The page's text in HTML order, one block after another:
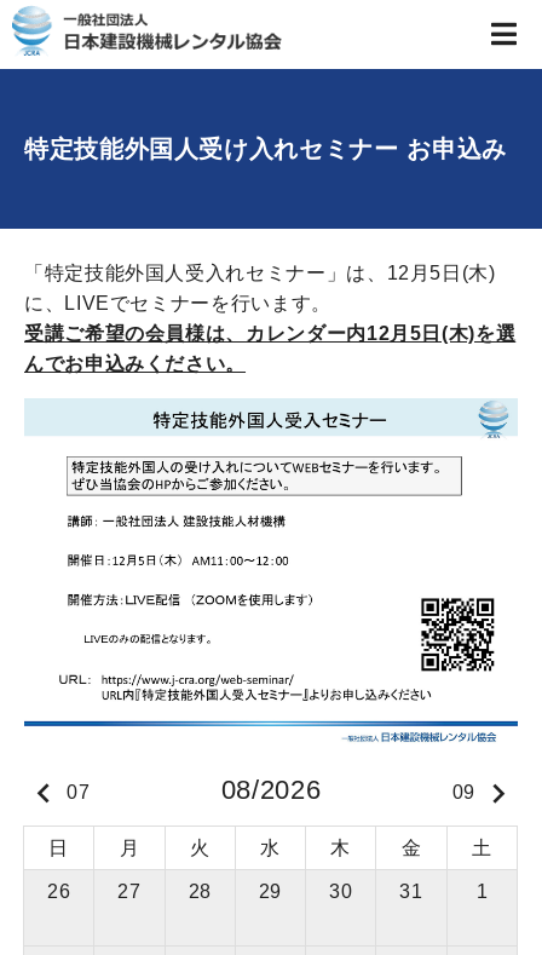
特定技能外国人受け入れセミナー お申込み
「特定技能外国人受入れセミナー」は、12月5日(木)
に、LIVEでセミナーを行います。
受講ご希望の会員様は、カレンダー内12月5日(木)を選
んでお申込みください。
keyboard_arrow_left 07 08/2026 09 keyboard_arrow_right
日 月 火 水 木 金 土
26 27 28 29 30 31 1